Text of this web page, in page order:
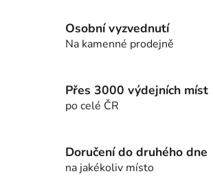
k
y
p
Osobní vyzvednutí
Na kamenné prodejně
Přes 3000 výdejních míst
po celé ČR
Doručení do druhého dne
na jakékoliv místo